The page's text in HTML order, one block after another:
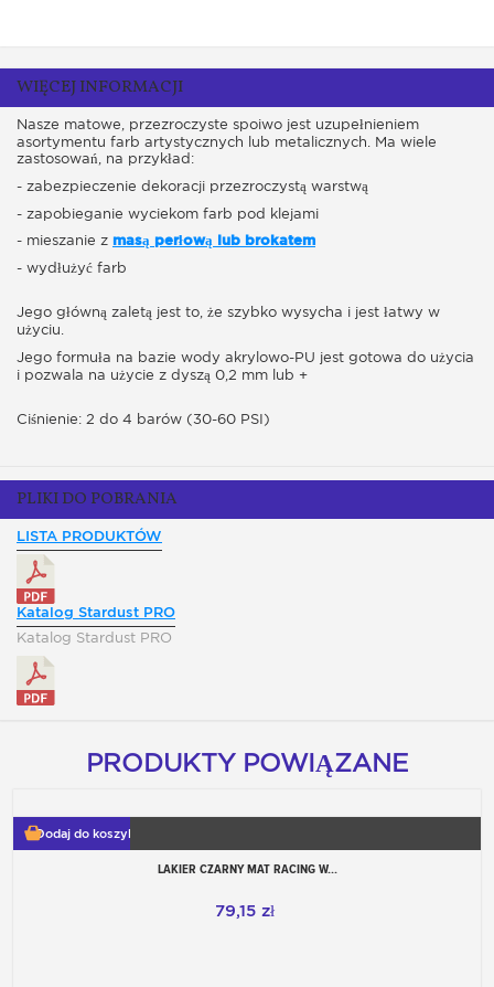
WIĘCEJ INFORMACJI
Nasze matowe, przezroczyste spoiwo jest uzupełnieniem
asortymentu farb artystycznych lub metalicznych. Ma wiele
zastosowań, na przykład:
- zabezpieczenie dekoracji przezroczystą warstwą
- zapobieganie wyciekom farb pod klejami
- mieszanie z masą perłową lub brokatem
- wydłużyć farb
Jego główną zaletą jest to, że szybko wysycha i jest łatwy w
użyciu.
Jego formuła na bazie wody akrylowo-PU jest gotowa do użycia
i pozwala na użycie z dyszą 0,2 mm lub +
Ciśnienie: 2 do 4 barów (30-60 PSI)
PLIKI DO POBRANIA
LISTA PRODUKTÓW
Katalog Stardust PRO
Katalog Stardust PRO
PRODUKTY POWIĄZANE
Dodaj do koszyka
LAKIER CZARNY MAT RACING W...
79,15 zł